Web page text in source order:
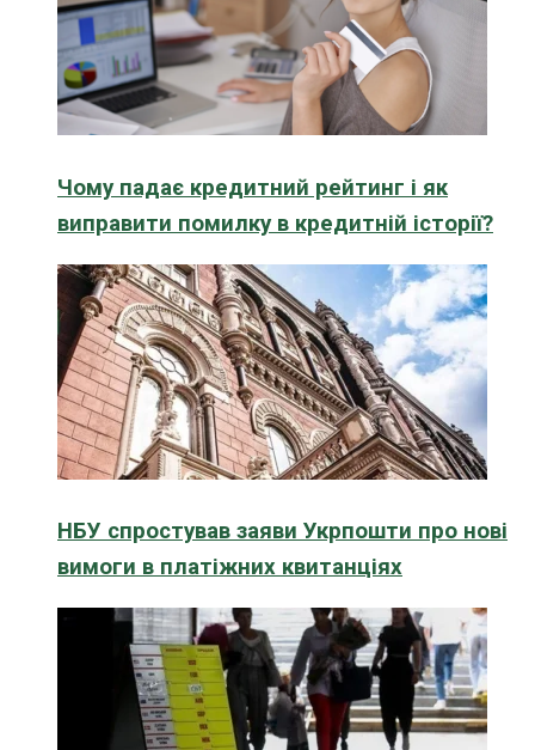
Чому падає кредитний рейтинг і як
виправити помилку в кредитній історії?
НБУ спростував заяви Укрпошти про нові
вимоги в платіжних квитанціях